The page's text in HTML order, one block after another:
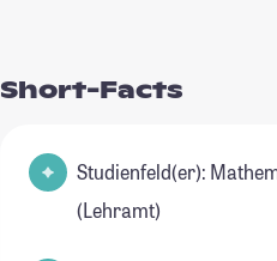
Short-Facts
Studienfeld(er): Mathematik
(Lehramt)